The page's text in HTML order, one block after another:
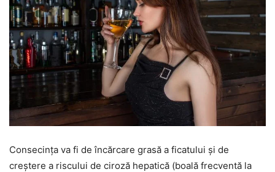
Consecința va fi de încărcare grasă a ficatului și de
creștere a riscului de ciroză hepatică (boală frecventă la